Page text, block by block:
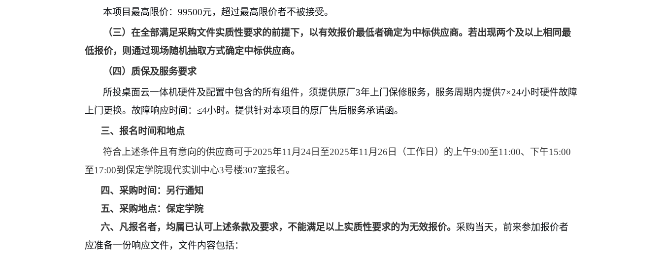
本项目最高限价： 99500元，超过最高限价者不被接受。
（三）在全部满足采购文件实质性要求的前提下，以有效报价最低者确定为中标供应商。若出现两个及以上相同最
低报价，则通过现场随机抽取方式确定中标供应商。
（四）质保及服务要求
所投桌面云一体机硬件及配置中包含的所有组件，须提供原厂 3年上门保修服务，服务周期内提供7×24小时硬件故障
上门更换。故障响应时间： ≤4小时。提供针对本项目的原厂售后服务承诺函。
三、报名时间和地点
符合上述条件且有意向的供应商可于2025年11 月 24日至2025年11 月 26 日（工作日）的上午9:00至11:00、下午15:00
至17:00到保定学院现代实训中心3号楼307室报名。
四、采购时间： 另行通知
五、采购地点： 保定学院
六、凡报名者，均属已认可上述条款及要求，不能满足以上实质性要求的为无效报价。 采购当天，前来参加报价者
应准备一份响应文件，文件内容包括：